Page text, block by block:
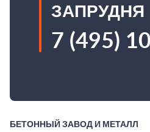
ЗАПРУДНЯ
7 (495)
БЕТОННЫЙ ЗАВОД И МЕТАЛЛ